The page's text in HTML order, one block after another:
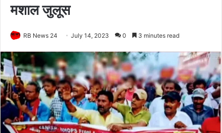
मशाल जुलूस
RB News 24 July 14, 2023 0 3 minutes read